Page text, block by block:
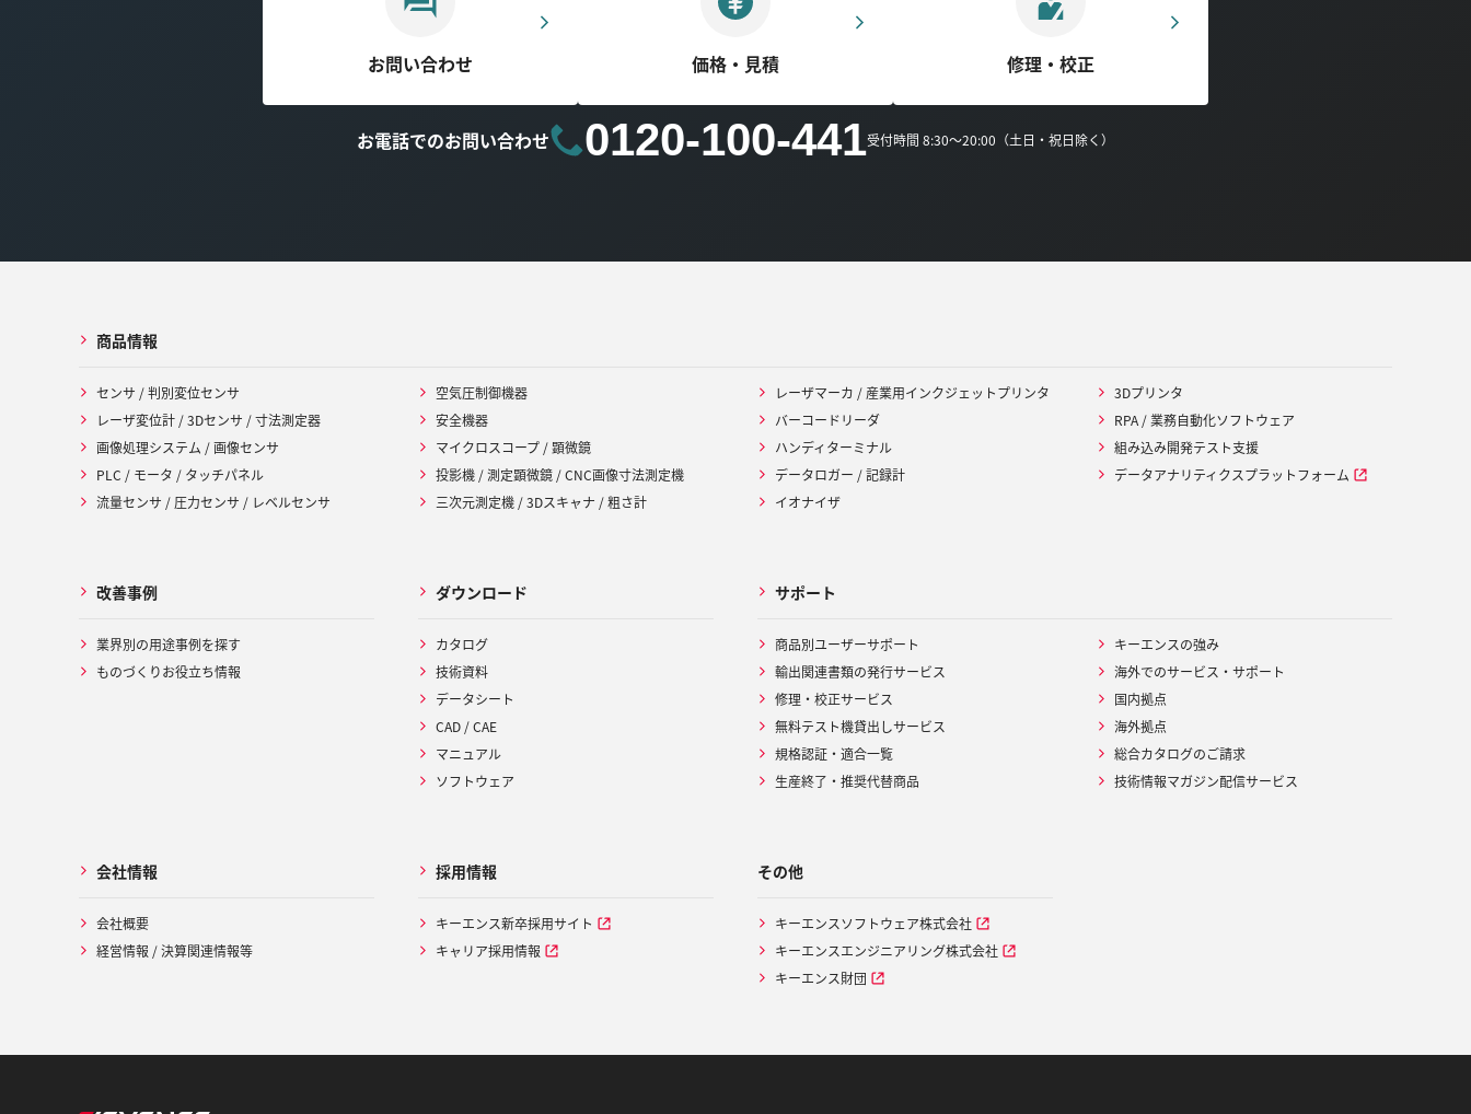
お問い合わせ 価格・見積 修理・校正
お電話でのお問い合わせ 0120-100-441受付時間 8:30～20:00（土日・祝日除く）
商品情報
センサ / 判別変位センサ
レーザ変位計 / 3Dセンサ / 寸法測定器
画像処理システム / 画像センサ
PLC / モータ / タッチパネル
流量センサ / 圧力センサ / レベルセンサ
空気圧制御機器
安全機器
マイクロスコープ / 顕微鏡
投影機 / 測定顕微鏡 / CNC画像寸法測定機
三次元測定機 / 3Dスキャナ / 粗さ計
レーザマーカ / 産業用インクジェットプリンタ
バーコードリーダ
ハンディターミナル
データロガー / 記録計
イオナイザ
3Dプリンタ
RPA / 業務自動化ソフトウェア
組み込み開発テスト支援
データアナリティクスプラットフォーム
改善事例
業界別の用途事例を探す
ものづくりお役立ち情報
ダウンロード
カタログ
技術資料
データシート
CAD / CAE
マニュアル
ソフトウェア
サポート
商品別ユーザーサポート
輸出関連書類の発行サービス
修理・校正サービス
無料テスト機貸出しサービス
規格認証・適合一覧
生産終了・推奨代替商品
キーエンスの強み
海外でのサービス・サポート
国内拠点
海外拠点
総合カタログのご請求
技術情報マガジン配信サービス
会社情報
会社概要
経営情報 / 決算関連情報等
採用情報
キーエンス新卒採用サイト
キャリア採用情報
その他
キーエンスソフトウェア株式会社
キーエンスエンジニアリング株式会社
キーエンス財団